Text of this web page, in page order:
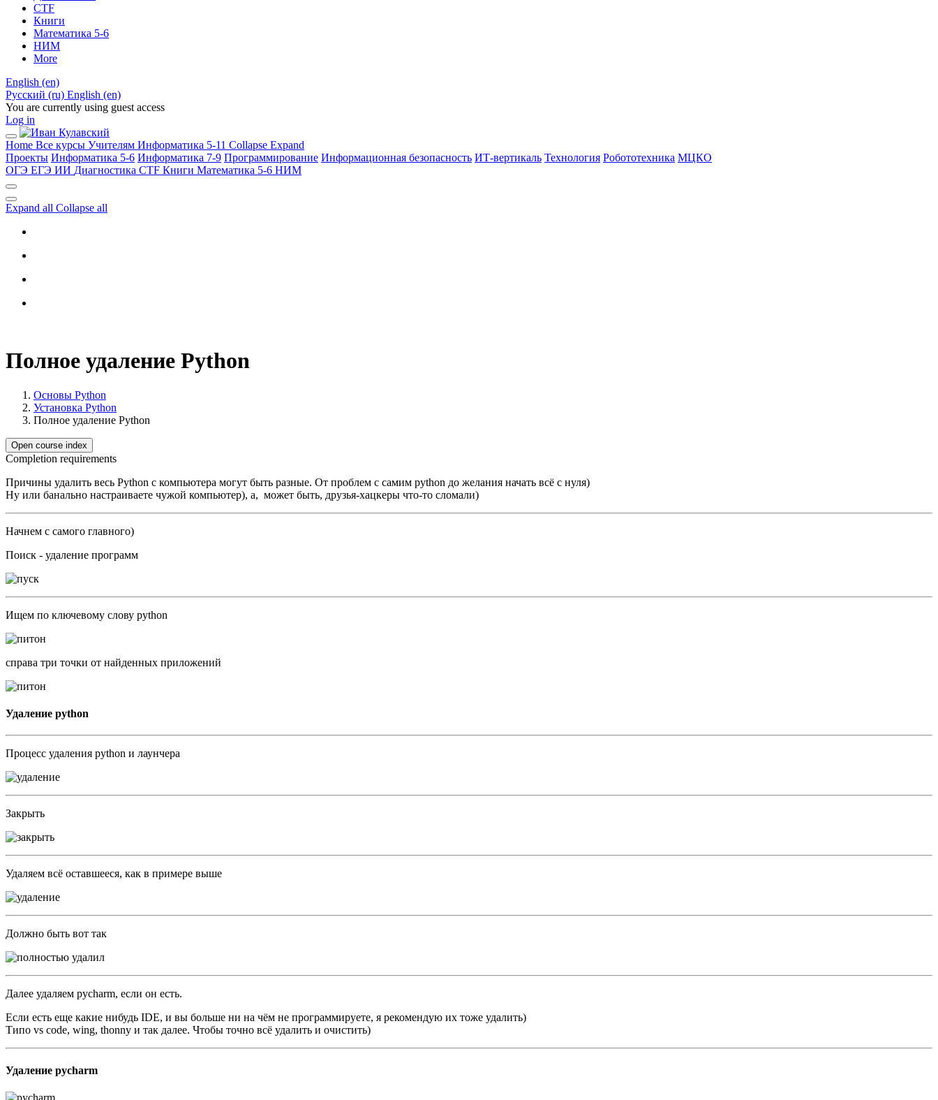
CTF
Книги
Математика 5-6
НИМ
More
English ‎(en)‎
Русский ‎(ru)‎ English ‎(en)‎
You are currently using guest access
Log in
Home Все курсы Учителям Информатика 5-11 Collapse Expand
Проекты Информатика 5-6 Информатика 7-9 Программирование Информационная безопасность ИТ-вертикаль Технология Робототехника МЦКО
ОГЭ ЕГЭ ИИ Диагностика CTF Книги Математика 5-6 НИМ
Expand all Collapse all
Полное удаление Python
Основы Python
Установка Python
Полное удаление Python
Open course index
Completion requirements
Причины удалить весь Python с компьютера могут быть разные. От проблем с самим python до желания начать всё с нуля)
Ну или банально настраиваете чужой компьютер), а, может быть, друзья-хацкеры что-то сломали)
Начнем с самого главного)
Поиск - удаление программ
Ищем по ключевому слову python
справа три точки от найденных приложений
Удаление python
Процесс удаления python и лаунчера
Закрыть
Удаляем всё оставшееся, как в примере выше
Должно быть вот так
Далее удаляем pycharm, если он есть.
Если есть еще какие нибудь IDE, и вы больше ни на чём не программируете, я рекомендую их тоже удалить)
Типо vs code, wing, thonny и так далее. Чтобы точно всё удалить и очистить)
Удаление pycharm